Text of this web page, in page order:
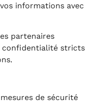
informations avec
partenaires
confidentialité stricts
de sécurité